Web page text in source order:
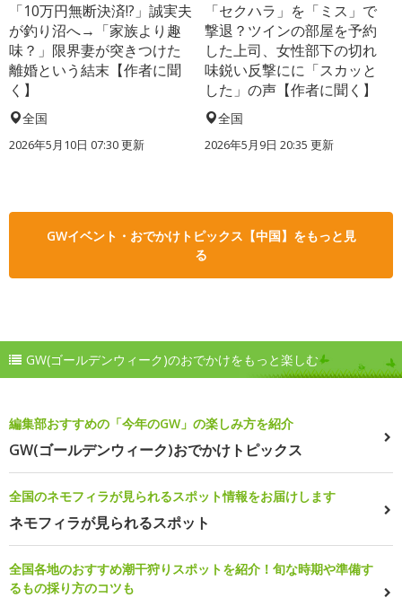
「10万円無断決済!?」誠実夫
が釣り沼へ→「家族より趣
味？」限界妻が突きつけた
離婚という結末【作者に聞
く】
全国
2026年5月10日 07:30 更新
「セクハラ」を「ミス」で
撃退？ツインの部屋を予約
した上司、女性部下の切れ
味鋭い反撃にに「スカッと
した」の声【作者に聞く】
全国
2026年5月9日 20:35 更新
GWイベント・おでかけトピックス【中国】をもっと見
る
GW(ゴールデンウィーク)のおでかけをもっと楽しむ
編集部おすすめの「今年のGW」の楽しみ方を紹介
GW(ゴールデンウィーク)おでかけトピックス
全国のネモフィラが見られるスポット情報をお届けします
ネモフィラが見られるスポット
全国各地のおすすめ潮干狩りスポットを紹介！旬な時期や準備す
るもの採り方のコツも